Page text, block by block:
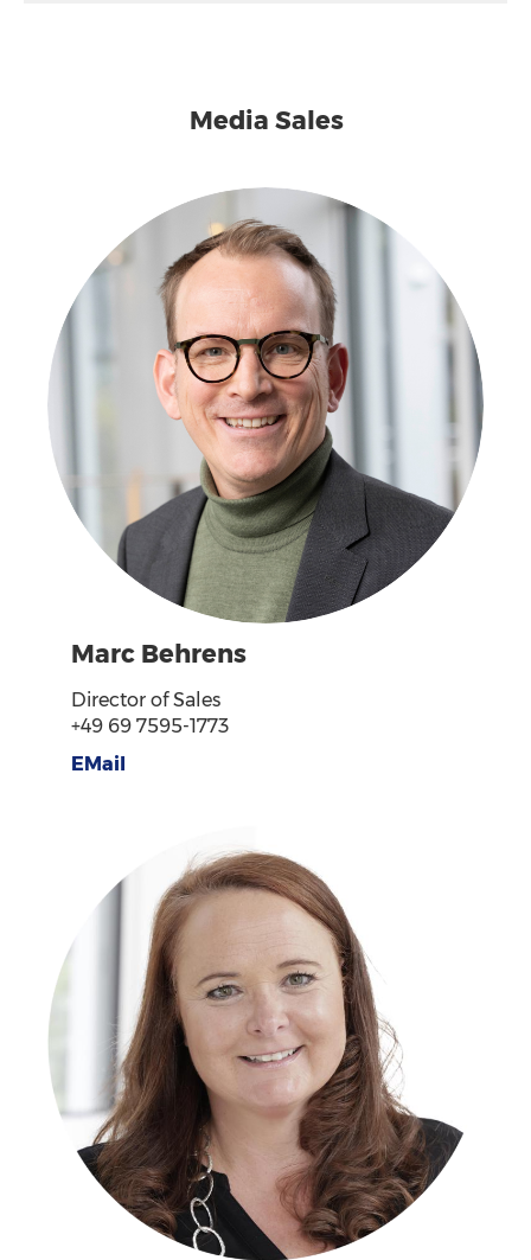
Media Sales
Marc Behrens
Director of Sales
+49 69 7595-1773
EMail